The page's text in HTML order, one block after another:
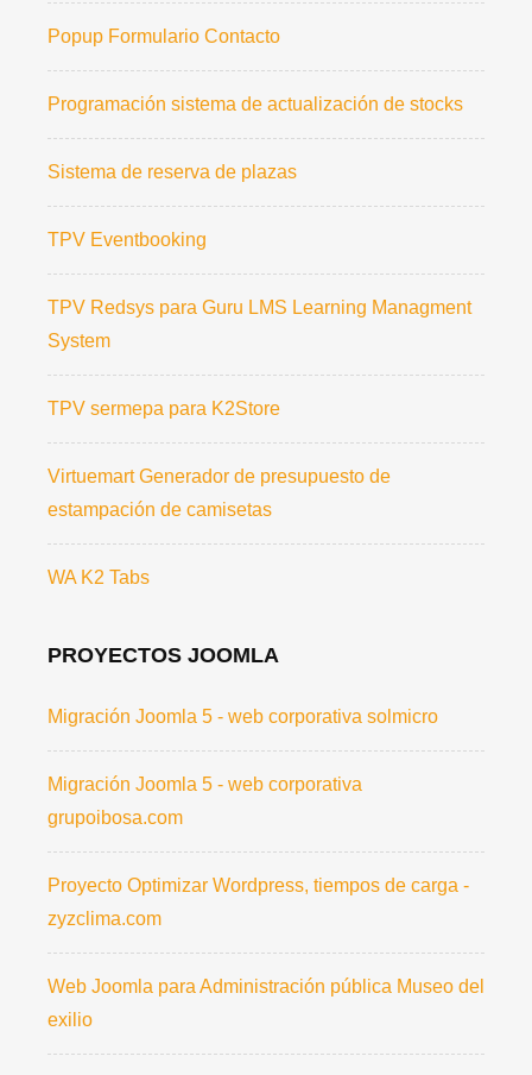
Popup Formulario Contacto
Programación sistema de actualización de stocks
Sistema de reserva de plazas
TPV Eventbooking
TPV Redsys para Guru LMS Learning Managment
System
TPV sermepa para K2Store
Virtuemart Generador de presupuesto de
estampación de camisetas
WA K2 Tabs
PROYECTOS JOOMLA
Migración Joomla 5 - web corporativa solmicro
Migración Joomla 5 - web corporativa
grupoibosa.com
Proyecto Optimizar Wordpress, tiempos de carga -
zyzclima.com
Web Joomla para Administración pública Museo del
exilio